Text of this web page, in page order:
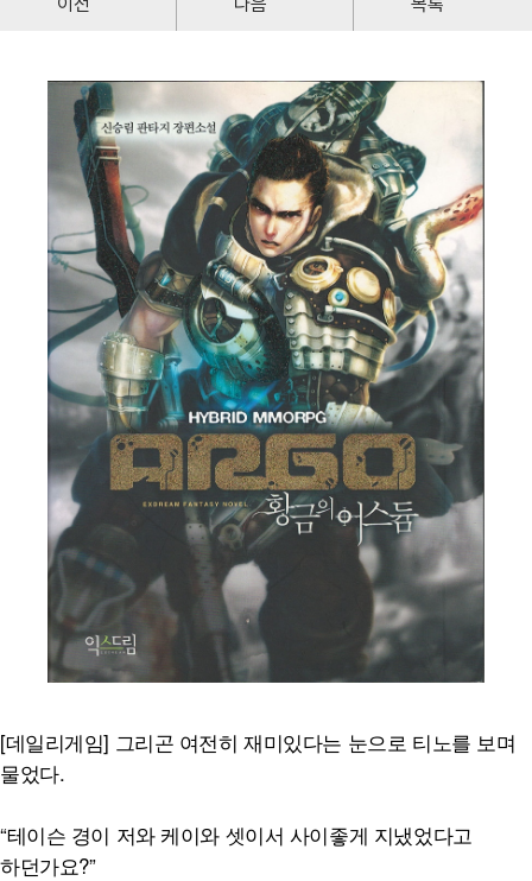
[데일리게임] 그리곤 여전히 재미있다는 눈으로 티노를 보며
물었다.
“테이슨 경이 저와 케이와 셋이서 사이좋게 지냈었다고
하던가요?”